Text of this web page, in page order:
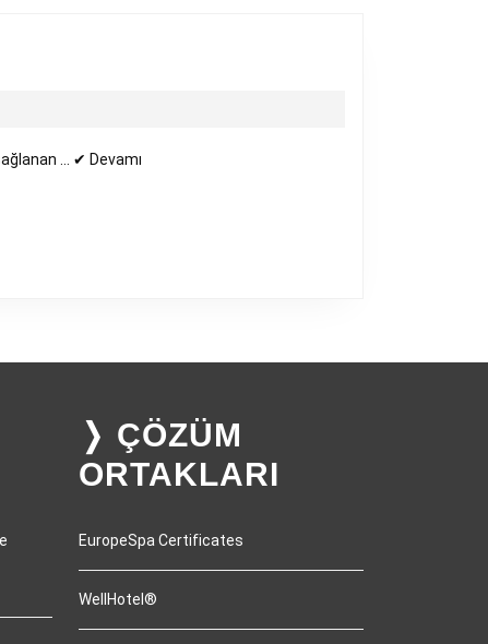
… ✔︎ Devamı
❭ ÇÖZÜM
ORTAKLARI
EuropeSpa Certificates
WellHotel®